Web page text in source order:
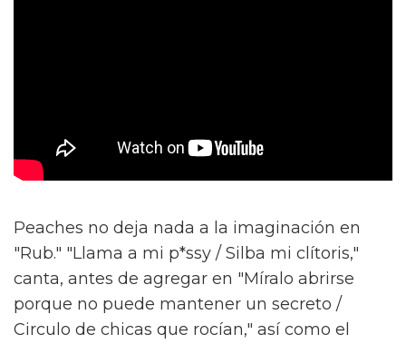
Peaches no deja nada a la imaginación en
"Rub." "Llama a mi p*ssy / Silba mi clítoris,"
canta, antes de agregar en "Míralo abrirse
porque no puede mantener un secreto /
Circulo de chicas que rocían," así como el